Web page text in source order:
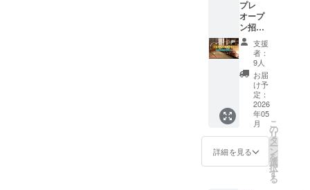
ながら
生きて
いま
す。 ア
ドバイ
スとい
うより
も、一
緒に話
を聞き
ながら
共感す
なるか
もしれ
の雰囲
気が大
好き
で、こ
の店の
コンセ
プトな
ども共
有でき
そうな
方にお
すすめ
です！
サポー
お皿に
ドドー
ンとお
かず盛
り付け
て後は
飲むだ
け！食
べるだ
け！ ス
パイス
皿鉢、
振る舞
い酒も
プレ
オープ
ン招待
プラ
ン！！
者様限
定、試
泊プラ
ンとな
りま
す！ こ
の価格
で2名様
まで宿
泊可
支援
者：
9人
お届
け予
定：
2026
年05
月
詳細を見る
こ
の
リ
タ
ー
ン
を
選
択
す
る